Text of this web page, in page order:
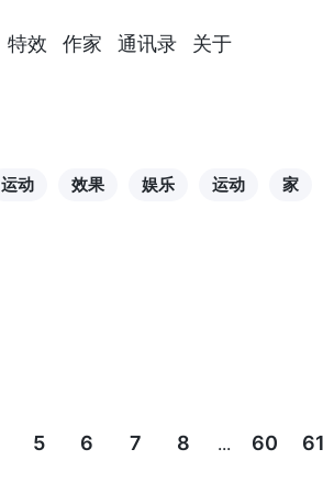
特效 作家 通讯录 关于
运动 效果 娱乐 运动 家
5 6 7 8 ... 60 61